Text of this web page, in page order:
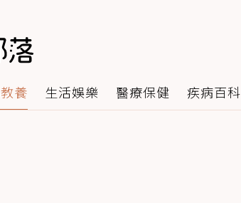
養 生活娛樂 醫療保健 疾病百科